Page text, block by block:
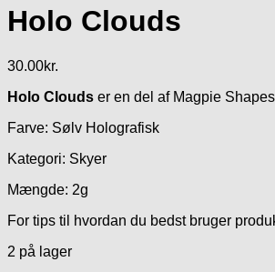
Holo Clouds
30.00kr.
Holo Clouds er en del af Magpie
Farve: Sølv Holografisk
Kategori: Skyer
Mængde: 2g
For tips til hvordan du bedst bruger
2 på lager